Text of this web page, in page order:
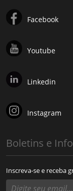
Facebook
Youtube
Linkedin
Instagram
Boletins e
Inscreva-se e receba